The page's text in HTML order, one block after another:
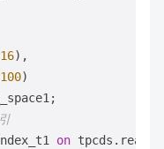
16),
100)
on